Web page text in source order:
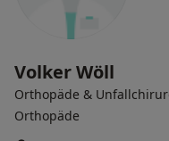
Volker Wöll
Orthopäde &
Orthopäde